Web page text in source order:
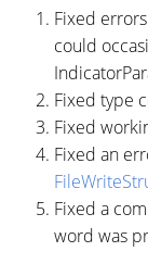
Fixed
could
Fixed type
Fixed
Fixed an
Fixed a
word was